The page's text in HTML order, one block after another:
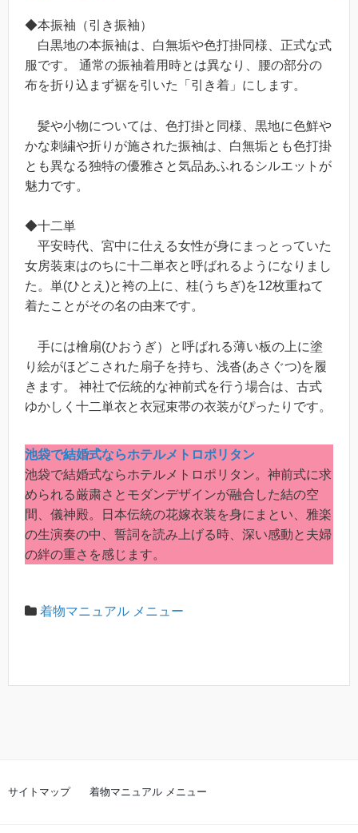
◆本振袖（引き振袖）
白黒地の本振袖は、白無垢や色打掛同様、正式な式
服です。 通常の振袖着用時とは異なり、腰の部分の
布を折り込まず裾を引いた「引き着」にします。
髪や小物については、色打掛と同様、黒地に色鮮や
かな刺繍や折りが施された振袖は、白無垢とも色打掛
とも異なる独特の優雅さと気品あふれるシルエットが
魅力です。
◆十二単
平安時代、宮中に仕える女性が身にまっとっていた
女房装束はのちに十二単衣と呼ばれるようになりまし
た。単(ひとえ)と袴の上に、桂(うちぎ)を12枚重ねて
着たことがその名の由来です。
手には檜扇(ひおうぎ）と呼ばれる薄い板の上に塗
り絵がほどこされた扇子を持ち、浅沓(あさぐつ)を履
きます。 神社で伝統的な神前式を行う場合は、古式
ゆかしく十二単衣と衣冠束帯の衣装がぴったりです。
池袋で結婚式ならホテルメトロポリタン
池袋で結婚式ならホテルメトロポリタン。神前式に求
められる厳粛さとモダンデザインが融合した結の空
間、儀神殿。日本伝統の花嫁衣装を身にまとい、雅楽
の生演奏の中、誓詞を読み上げる時、深い感動と夫婦
の絆の重さを感じます。
着物マニュアル メニュー
サイトマップ 着物マニュアル メニュー